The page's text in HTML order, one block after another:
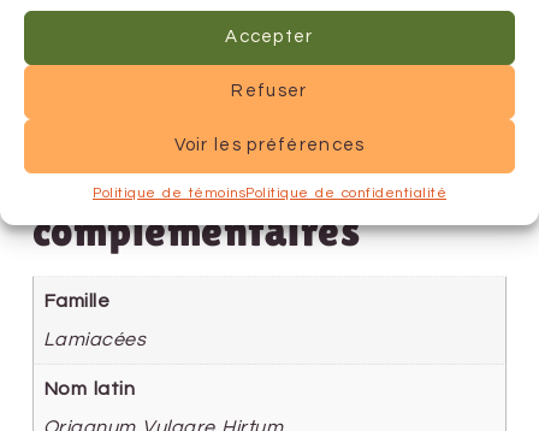
Accepter
Refuser
Voir les préférences
Politique de témoinsPolitique de confidentialité
Informations
complémentaires
Famille
Lamiacées
Nom latin